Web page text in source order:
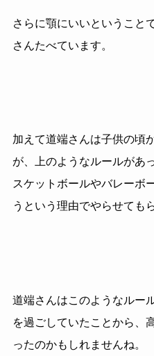
さらに顎にいいということ
さんたべています。
加えて道端さんは子供の頃
が、上のようなルールがあ
スケットボールやバレーボ
うという理由でやらせても
道端さんはこのようなルー
を過ごしていたことから、
ったのかもしれませんね。